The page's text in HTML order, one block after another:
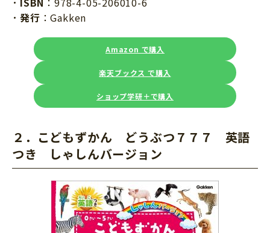
発行 ：Gakken
Amazon で購入
楽天ブックス で購入
ショップ学研＋で購入
２．こどもずかん どうぶつ７７７ 英語
つき しゃしんバージョン